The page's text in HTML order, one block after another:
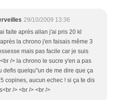
29/10/2009 13:36
faite après allan j'ai pris 20 kl
la chrono j'en faisais même 3
mais pas facile car je suis
/> la chrono le sucre y'en a pas
defis quelqu"un de me dire que ça
copines, aucun echec ! si ça te dis
/> <br /> <br />